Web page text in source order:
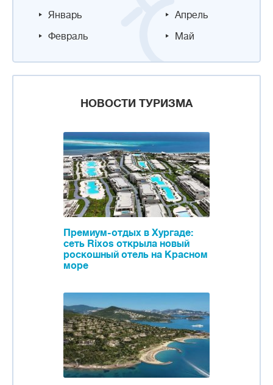
Январь
Февраль
Апрель
Май
НОВОСТИ ТУРИЗМА
Премиум-отдых в Хургаде:
сеть Rixos открыла новый
роскошный отель на Красном
море